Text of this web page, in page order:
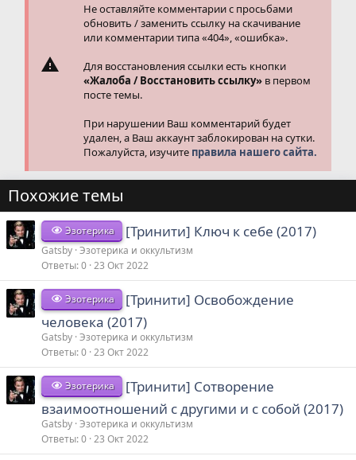
Не оставляйте комментарии с просьбами
обновить / заменить ссылку на скачивание
или комментарии типа «404», «ошибка».
Для восстановления ссылки есть кнопки
«Жалоба / Восстановить ссылку» в первом
посте темы.
При нарушении Ваш комментарий будет
удален, а Ваш аккаунт заблокирован на сутки.
Пожалуйста, изучите правила нашего сайта.
Похожие темы
Эзотерика [Тринити] Ключ к себе (2017)
Gatsby Эзотерика и оккультизм
Ответы 0 23 Окт 2022
Эзотерика
[Тринити] Освобождение
человека (2017)
Gatsby Эзотерика и оккультизм
Ответы 0 23 Окт 2022
Эзотерика
[Тринити] Сотворение
взаимоотношений с другими и с собой (2017)
Gatsby Эзотерика и оккультизм
Ответы 0 23 Окт 2022